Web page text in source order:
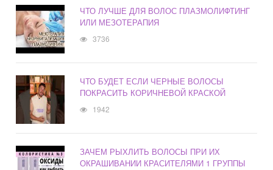
ЧТО ЛУЧШЕ ДЛЯ ВОЛОС ПЛАЗМОЛИФТИНГ
ИЛИ МЕЗОТЕРАПИЯ
3736
ЧТО БУДЕТ ЕСЛИ ЧЕРНЫЕ ВОЛОСЫ
ПОКРАСИТЬ КОРИЧНЕВОЙ КРАСКОЙ
1942
ЗАЧЕМ РЫХЛИТЬ ВОЛОСЫ ПРИ ИХ
ОКРАШИВАНИИ КРАСИТЕЛЯМИ 1 ГРУППЫ